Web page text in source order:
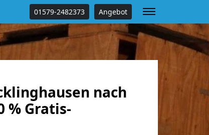
01579-2482373 Angebot
nach
% Gratis-